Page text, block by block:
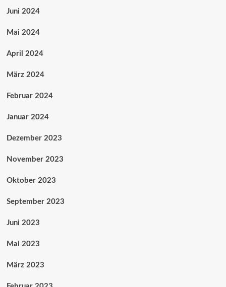
Juni 2024
Mai 2024
April 2024
März 2024
Februar 2024
Januar 2024
Dezember 2023
November 2023
Oktober 2023
September 2023
Juni 2023
Mai 2023
März 2023